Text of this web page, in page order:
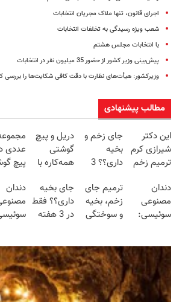
اجرای قانون، تنها ملاک مجریان انتخابات
شعب ویژه رسیدگی به تخلفات انتخابات
با انتخابات مجلس هشتم
پیش‌بینی وزیر کشور از حضور 35 میلیون نفر در انتخابات
وزیرکشور: هیأت‌های نظارت با دقت کافی شکایت‌ها را بررسی
مطالب پیشنهادی
این دکتر
شیرازی کرم
ترمیم زخم
ساخت!!!
جای زخم و
بخیه
داری؟؟ 3
محوش کن!
دریل و پیچ
گوشتی
همه‌کاره با
هوشمند ⚙️
(نصف
قیمت بازار
عددی
پیچ
(تخفیف
مدت
دندان
مصنوعی
سوئیسی:
اروپا، سبک
و مقاوم |
پرداخت
قسطی
ترمیم جای
زخم، بخیه
و سوختگی
جای بخیه
داری؟؟ فقط
در 3 هفته
دندان
طبیعی!
ویزیت